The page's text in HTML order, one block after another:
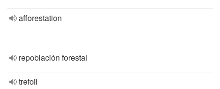
afforestation
repoblación forestal
trefoil